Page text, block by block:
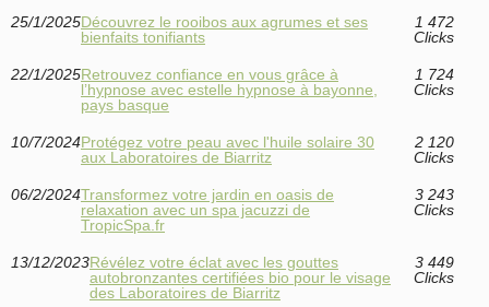
25/1/2025Découvrez le rooibos aux agrumes et ses
bienfaits tonifiants
1 472
Clicks
22/1/2025Retrouvez confiance en vous grâce à
l’hypnose avec estelle hypnose à bayonne,
pays basque
1 724
Clicks
10/7/2024Protégez votre peau avec l'huile solaire 30
aux Laboratoires de Biarritz
2 120
Clicks
06/2/2024Transformez votre jardin en oasis de
relaxation avec un spa jacuzzi de
TropicSpa.fr
3 243
Clicks
13/12/2023Révélez votre éclat avec les gouttes
autobronzantes certifiées bio pour le visage
des Laboratoires de Biarritz
3 449
Clicks